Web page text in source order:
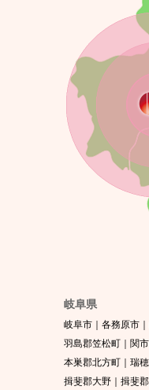
岐阜県
岐阜市 各務原市
羽島郡笠松町
関市
本巣郡北方町
瑞
揖斐郡大野
揖斐